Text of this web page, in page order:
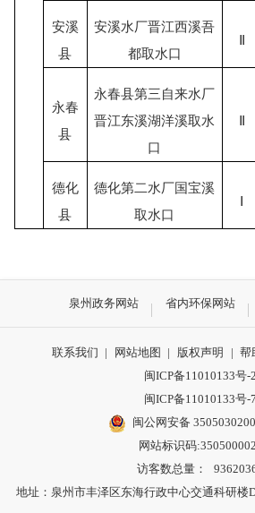
安溪
县
安溪水厂晋江西溪吾
都取水口
永春
县
永春县第三自来水厂
晋江东溪湖洋溪取水
口
德化
县
德化第二水厂国宝溪
取水口
泉州政务网站 省内环保网站
联系我们 | 网站地图 | 版权声明 | 帮
闽ICP备11010133号-2
闽ICP备11010133号-7
闽公网安备
网站标识码
访客数总量：
地址：泉州市丰泽区东海行政中心交通科研楼